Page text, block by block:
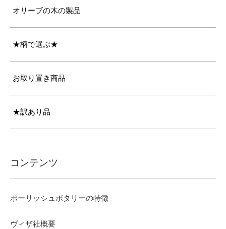
オリーブの木の製品
★柄で選ぶ★
お取り置き商品
★訳あり品
コンテンツ
ポーリッシュポタリーの特徴
ヴィザ社概要